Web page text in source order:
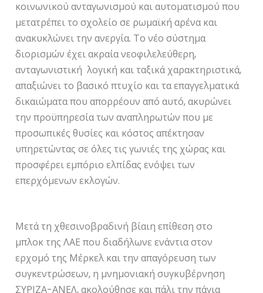
κοινωνικού ανταγωνισμού και αυτοματισμού που
μετατρέπει το σχολείο σε ρωμαϊκή αρένα και
ανακυκλώνει την ανεργία. Το νέο σύστημα
διορισμών έχει ακραία νεοφιλελεύθερη,
ανταγωνιστική λογική και ταξικά χαρακτηριστικά,
απαξιώνει το βασικό πτυχίο και τα επαγγελματικά
δικαιώματα που απορρέουν από αυτό, ακυρώνει
την προϋπηρεσία των αναπληρωτών που με
προσωπικές θυσίες και κόστος απέκτησαν
υπηρετώντας σε όλες τις γωνιές της χώρας και
προσφέρει εμπόριο ελπίδας ενόψει των
επερχόμενων εκλογών.
Μετά τη χθεσινοβραδινή βίαιη επίθεση στο
μπλοκ της ΛΑΕ που διαδήλωνε ενάντια στον
ερχομό της Μέρκελ και την απαγόρευση των
συγκεντρώσεων, η μνημονιακή συγκυβέρνηση
ΣΥΡΙΖΑ-ΑΝΕΛ, ακολούθησε και πάλι την πάγια